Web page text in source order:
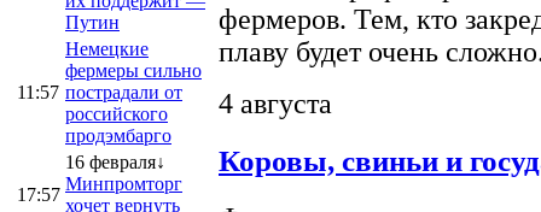
Путин
11:57
Немецкие
фермеры сильно
пострадали от
российского
продэмбарго
17:57
16 февраля↓
Минпромторг
хочет вернуть
фермеров. Тем, кто
плаву будет очень
4 августа
Коровы, свиньи и